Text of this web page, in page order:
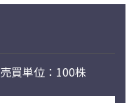
売買単位：100株